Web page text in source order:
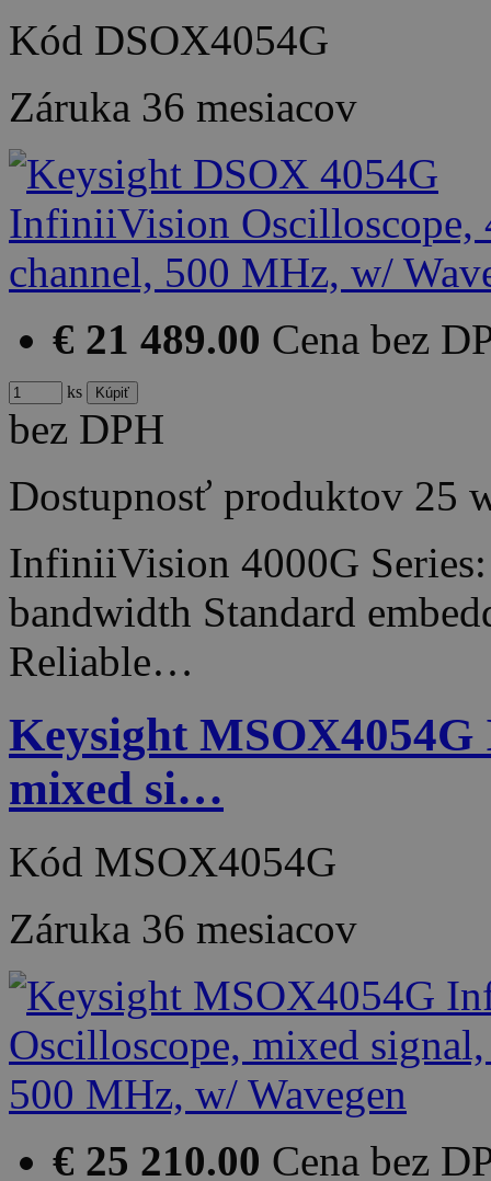
Kód DSOX4054G
Záruka 36 mesiacov
€ 21 489.00 Cena bez
ks
bez DPH
Dostupnosť produktov 25
InfiniiVision 4000G
bandwidth Standard
Reliable…
Keysight
mixed si…
Kód MSOX4054G
Záruka 36 mesiacov
€ 25 210.00 Cena bez